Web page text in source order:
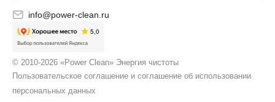
info@power-clean.ru
© 2010-2026 «Power Clean» Энергия чистоты
Пользовательское соглашение и соглашение об использовании
персональных данных